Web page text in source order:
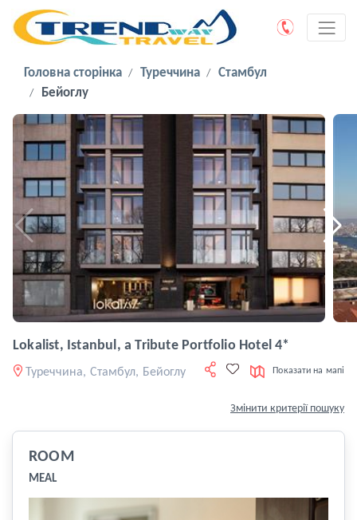
Головна сторінка Туреччина
Стамбул
Бейоглу
Lokalist, Istanbul, a Tribute Portfolio Hotel 4*
Туреччина, Стамбул, Бейоглу Показати на мапі
Змінити критерії пошуку
ROOM
MEAL